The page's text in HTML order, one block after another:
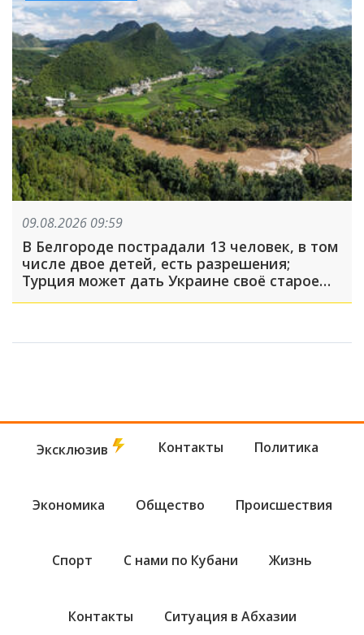
09.08.2026 09:59
В Белгороде пострадали 13 человек, в том
числе двое детей, есть разрешения;
Турция может дать Украине своё старое
оружие: что произошло, пока вы спали
Эксклюзив Контакты Политика
Экономика Общество Происшествия
Спорт С нами по Кубани Жизнь
Контакты Ситуация в Абхазии